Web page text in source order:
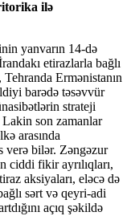
ilə
yanvarın 14-də
etirazlarla bağlı
Ermənistanın
barədə təsəvvür
strateji
Lakin son zamanlar
arasında
verə bilər. Zəngəzur
ciddi fikir ayrılıqları,
aksiyaları, eləcə də
sərt və qeyri-adi
açıq şəkildə